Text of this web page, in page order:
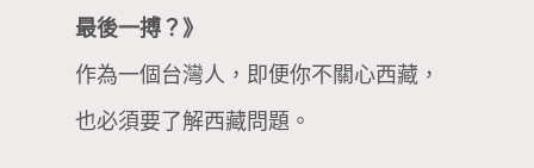
最後一搏？》
作為一個台灣人，即便你不關心西藏，
也必須要了解西藏問題。